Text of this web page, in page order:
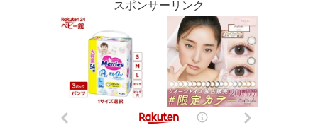
スポンサーリンク